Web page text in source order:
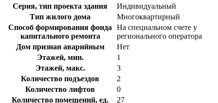
Серия, тип проекта здания
Индивидуальный
Тип жилого дома
Многоквартирный
Способ формирования фонда
капитального ремонта
На специальном счете у
регионального оператора
Дом признан аварийным
Нет
Этажей, мин.
1
Этажей, макс.
3
Количество подъездов
2
Количество лифтов
0
Количество помещений, ед.
27